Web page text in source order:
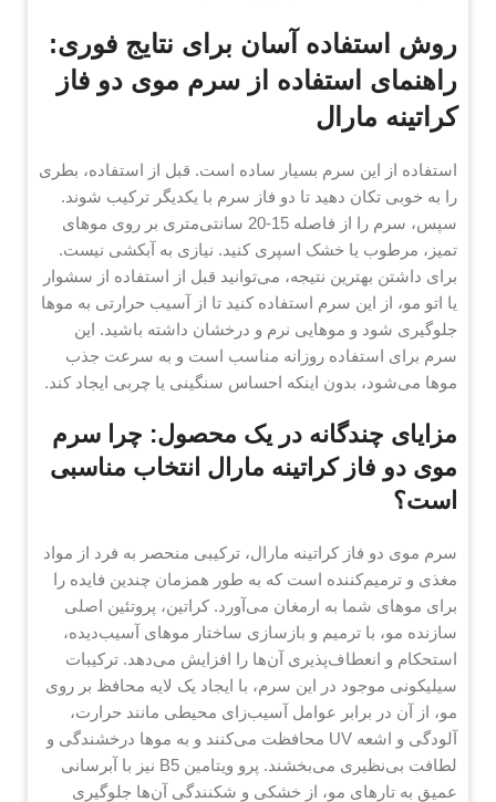
روش استفاده آسان برای نتایج فوری:
راهنمای استفاده از سرم موی دو فاز
کراتینه مارال
استفاده از این سرم بسیار ساده است. قبل از استفاده، بطری
را به خوبی تکان دهید تا دو فاز سرم با یکدیگر ترکیب شوند.
سپس، سرم را از فاصله 15-20 سانتی‌متری بر روی موهای
تمیز، مرطوب یا خشک اسپری کنید. نیازی به آبکشی نیست.
برای داشتن بهترین نتیجه، می‌توانید قبل از استفاده از سشوار
یا اتو مو، از این سرم استفاده کنید تا از آسیب حرارتی به موها
جلوگیری شود و موهایی نرم و درخشان داشته باشید. این
سرم برای استفاده روزانه مناسب است و به سرعت جذب
موها می‌شود، بدون اینکه احساس سنگینی یا چربی ایجاد کند.
مزایای چندگانه در یک محصول: چرا سرم
موی دو فاز کراتینه مارال انتخاب مناسبی
است؟
سرم موی دو فاز کراتینه مارال، ترکیبی منحصر به فرد از مواد
مغذی و ترمیم‌کننده است که به طور همزمان چندین فایده را
برای موهای شما به ارمغان می‌آورد. کراتین، پروتئین اصلی
سازنده مو، با ترمیم و بازسازی ساختار موهای آسیب‌دیده،
استحکام و انعطاف‌پذیری آن‌ها را افزایش می‌دهد. ترکیبات
سیلیکونی موجود در این سرم، با ایجاد یک لایه محافظ بر روی
مو، از آن در برابر عوامل آسیب‌زای محیطی مانند حرارت،
آلودگی و اشعه UV محافظت می‌کنند و به موها درخشندگی و
لطافت بی‌نظیری می‌بخشند. پرو ویتامین B5 نیز با آبرسانی
عمیق به تارهای مو، از خشکی و شکنندگی آن‌ها جلوگیری